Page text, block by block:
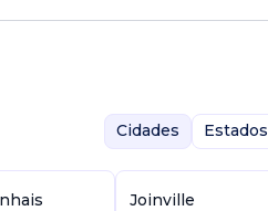
Cidades Estados
Joinville